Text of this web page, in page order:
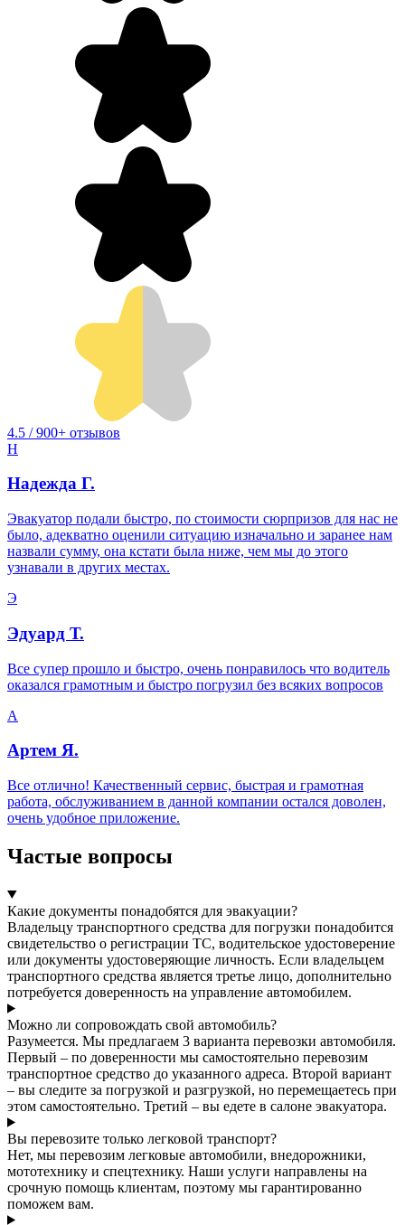
4.5 / 900+ отзывов
Н
Надежда Г.
Эвакуатор подали быстро, по стоимости сюрпризов для нас не
было, адекватно оценили ситуацию изначально и заранее нам
назвали сумму, она кстати была ниже, чем мы до этого
узнавали в других местах.
Э
Эдуард Т.
Все супер прошло и быстро, очень понравилось что водитель
оказался грамотным и быстро погрузил без всяких вопросов
А
Артем Я.
Все отлично! Качественный сервис, быстрая и грамотная
работа, обслуживанием в данной компании остался доволен,
очень удобное приложение.
Частые вопросы
Какие документы понадобятся для эвакуации?
Владельцу транспортного средства для погрузки понадобится
свидетельство о регистрации ТС, водительское удостоверение
или документы удостоверяющие личность. Если владельцем
транспортного средства является третье лицо, дополнительно
потребуется доверенность на управление автомобилем.
Можно ли сопровождать свой автомобиль?
Разумеется. Мы предлагаем 3 варианта перевозки автомобиля.
Первый – по доверенности мы самостоятельно перевозим
транспортное средство до указанного адреса. Второй вариант
– вы следите за погрузкой и разгрузкой, но перемещаетесь при
этом самостоятельно. Третий – вы едете в салоне эвакуатора.
Вы перевозите только легковой транспорт?
Нет, мы перевозим легковые автомобили, внедорожники,
мототехнику и спецтехнику. Наши услуги направлены на
срочную помощь клиентам, поэтому мы гарантированно
поможем вам.